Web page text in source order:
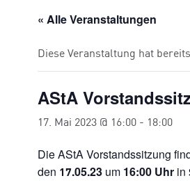
« Alle Veranstaltungen
Diese Veranstaltung hat
AStA
17. Mai 2023 @ 16:00 - 18:00
Die AStA Vorstandssitzung
den 17.05.23 um 16:00 Uhr in